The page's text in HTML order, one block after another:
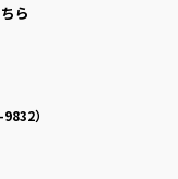
ら
）